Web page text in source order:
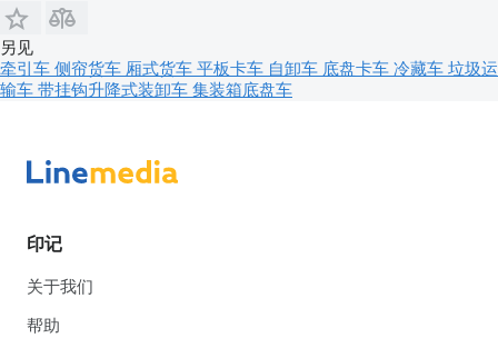
另见
牵引车 侧帘货车 厢式货车 平板卡车 自卸车 底盘卡车 冷藏车 垃圾运
输车 带挂钩升降式装卸车 集装箱底盘车
印记
关于我们
帮助